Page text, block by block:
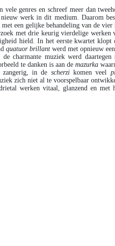
genres en schreef meer dan
nieuw werk in dit medium. Daarom
een gelijke behandeling van de vier
met drie keurig vierdelige
hield. In het eerste kwartet
quatuor brillant werd met opnieuw
charmante muziek werd
te danken is aan de mazurka
zangerig, in de scherzikomen veel
zich niet al te voorspelbaar
werken vitaal, glanzend en met